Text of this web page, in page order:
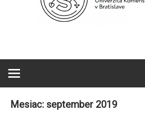
Mesiac: september 2019